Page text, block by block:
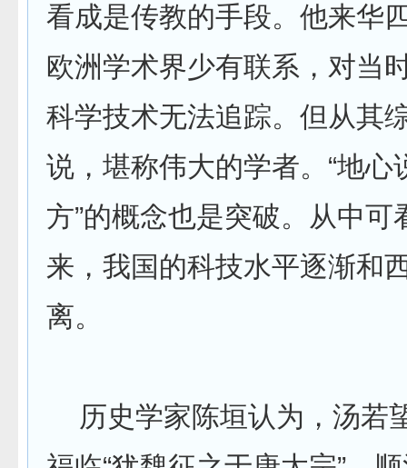
看成是传教的手段。他来华
欧洲学术界少有联系，对当
科学技术无法追踪。但从其
说，堪称伟大的学者。“地心
方”的概念也是突破。从中可
来，我国的科技水平逐渐和
离。
历史学家陈垣认为，汤若